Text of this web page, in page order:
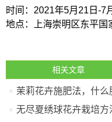
时间：2021年5月21日-7
地点：上海崇明区东平国
相关文章
茉莉花卉施肥法，什么
无尽夏绣球花卉栽培方